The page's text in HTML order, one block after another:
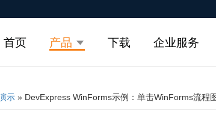
首页 产品 下载 企业服务
示 » DevExpress WinForms示例：单击WinForms流程